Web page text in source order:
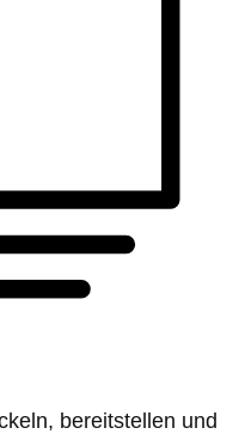
bereitstellen und